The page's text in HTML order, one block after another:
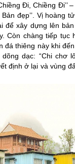
Đi, Chiềng Đi’’
Bản đẹp’’. Vị hoàng
để xây dựng lên
Còn chàng tiếp tục
đá thiêng này khi
dạc: “Chi chơ
định ở lại và vùng